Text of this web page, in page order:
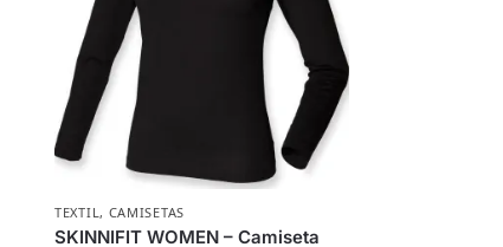
TEXTIL, CAMISETAS
SKINNIFIT WOMEN – Camiseta